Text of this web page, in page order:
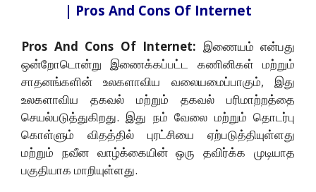
| Pros And Cons Of Internet
Pros And Cons Of Internet: இணையம் என்பது
ஒன்றோடொன்று இணைக்கப்பட்ட கணினிகள் மற்றும்
சாதனங்களின் உலகளாவிய வலையமைப்பாகும், இது
உலகளாவிய தகவல் மற்றும் தகவல் பரிமாற்றத்தை
செயல்படுத்துகிறது. இது நம் வேலை மற்றும் தொடர்பு
கொள்ளும் விதத்தில் புரட்சியை ஏற்படுத்தியுள்ளது
மற்றும் நவீன வாழ்க்கையின் ஒரு தவிர்க்க முடியாத
பகுதியாக மாறியுள்ளது.